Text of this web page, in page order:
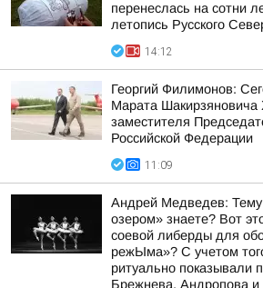
перенеслась на сотни
летопись Русского
14:12
Георгий Филимонов:
Марата
заместителя
Российской Федерации
11:09
Андрей Медведев:
озером» знаете? Вот
соевой либерды для
режЫма»? С учетом
ритуально показывали
Брежнева, Андропова и